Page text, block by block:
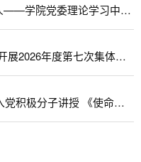
深学功勋榜样精神 党建赋能铸魂育人——学院党委理论学习中心组到新能源教工党支部开展专题调研学习
WilliamHill中文党委理论学习中心组 开展2026年度第七次集体学习
机关党委书记刘芝为WilliamHill中文入党积极分子讲授 《使命呼唤担当 做挺膺担当奋斗者》专题党课